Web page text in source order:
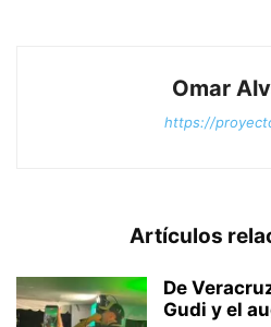
Omar
https://
Artículos
De
Gudi y el